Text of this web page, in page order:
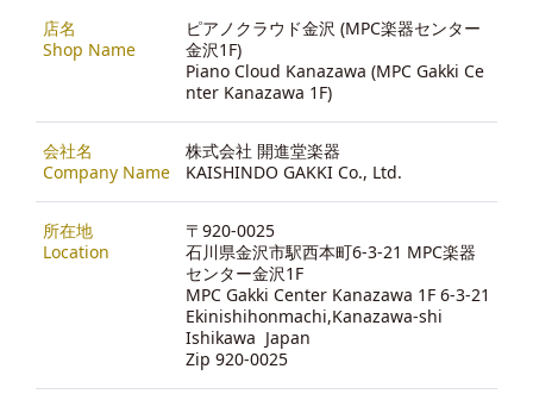
店名
Shop Name
ピアノクラウド金沢 (MPC楽器センター
金沢1F)
Piano Cloud Kanazawa (MPC Gakki Ce
nter Kanazawa 1F)
会社名
Company Name
株式会社 開進堂楽器
KAISHINDO GAKKI Co., Ltd.
所在地
Location
〒920-0025
石川県金沢市駅西本町6-3-21 MPC楽器
センター金沢1F
MPC Gakki Center Kanazawa 1F 6-3-21
Ekinishihonmachi,Kanazawa-shi
Ishikawa Japan
Zip 920-0025